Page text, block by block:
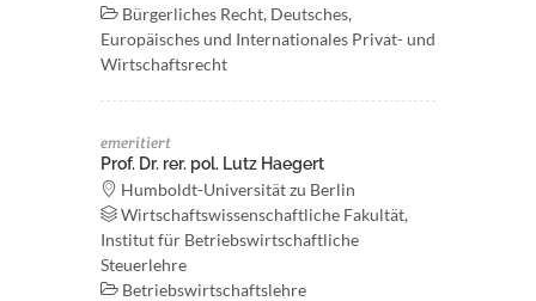
Bürgerliches Recht, Deutsches,
Europäisches und Internationales Privat- und
Wirtschaftsrecht
emeritiert
Prof. Dr. rer. pol. Lutz Haegert
Humboldt-Universität zu Berlin
Wirtschaftswissenschaftliche Fakultät,
Institut für Betriebswirtschaftliche
Steuerlehre
Betriebswirtschaftslehre